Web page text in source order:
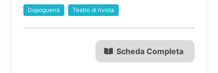
Dopoguerra Teatro di rivista
Scheda Completa